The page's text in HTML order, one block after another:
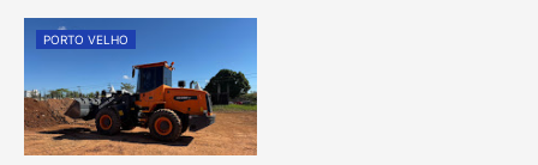
PORTO VELHO